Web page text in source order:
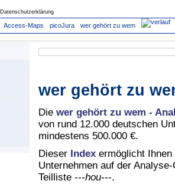
Datenschutzerklärung
Access-Maps picoJura wer gehört zu wem
wer gehört zu
Die wer gehört zu wem -
von rund 12.000 deutschen
mindestens 500.000 €.
Dieser Index ermöglicht
Unternehmen auf der
Teilliste ---hou---.